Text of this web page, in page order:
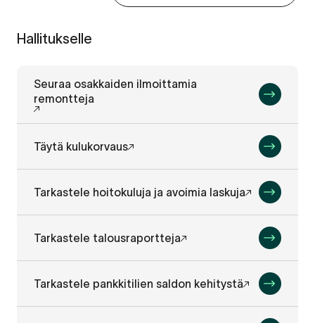
Hallitukselle
Seuraa osakkaiden ilmoittamia
remontteja
Täytä kulukorvaus
Tarkastele hoitokuluja ja avoimia laskuja
Tarkastele talousraportteja
Tarkastele pankkitilien saldon kehitystä